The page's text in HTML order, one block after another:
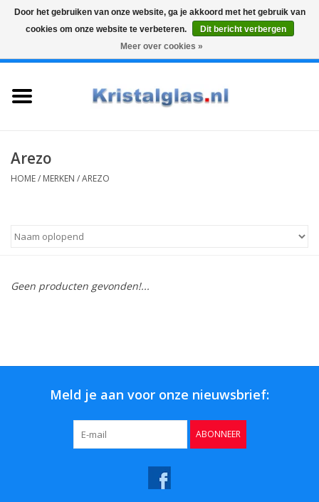
Graveren
Karaffen
Arezo
HOME/ MERKEN /AREZO
Geen producten gevonden!...
Meld je aan voor onze nieuwsbrief:
ABONNEER
Door het gebruiken van onze website, ga je akkoord met het gebruik van
cookies om onze website te verbeteren.
Dit bericht verbergen
Meer over cookies »